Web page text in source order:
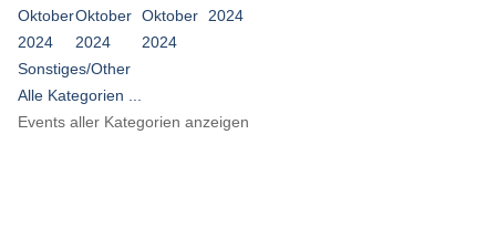
Oktober
2024
Oktober
2024
Oktober
2024
2024
Sonstiges/Other
Alle Kategorien ...
Events aller Kategorien anzeigen